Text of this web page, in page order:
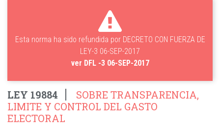
Esta norma ha sido refundida por DECRETO CON FUERZA DE
LEY-3 06-SEP-2017
ver DFL -3 06-SEP-2017
LEY 19884
SOBRE TRANSPARENCIA,
LIMITE Y CONTROL DEL GASTO
ELECTORAL